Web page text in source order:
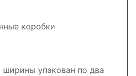
коробки
упакован по два